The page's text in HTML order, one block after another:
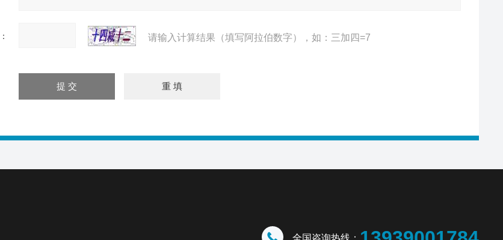
请输入计算结果（填写阿拉伯数字），如：三加四=7
全国咨询热线：